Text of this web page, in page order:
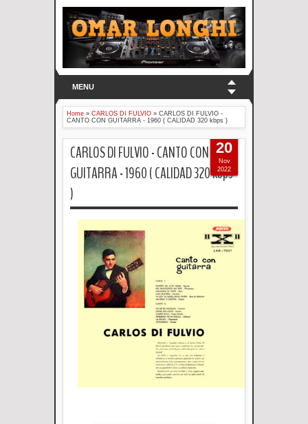
MENU
Home » CARLOS DI FULVIO » CARLOS DI FULVIO -
CANTO CON GUITARRA - 1960 ( CALIDAD 320 kbps )
CARLOS DI FULVIO - CANTO CON
GUITARRA - 1960 ( CALIDAD 320 kbps
)
20
Nov
2022